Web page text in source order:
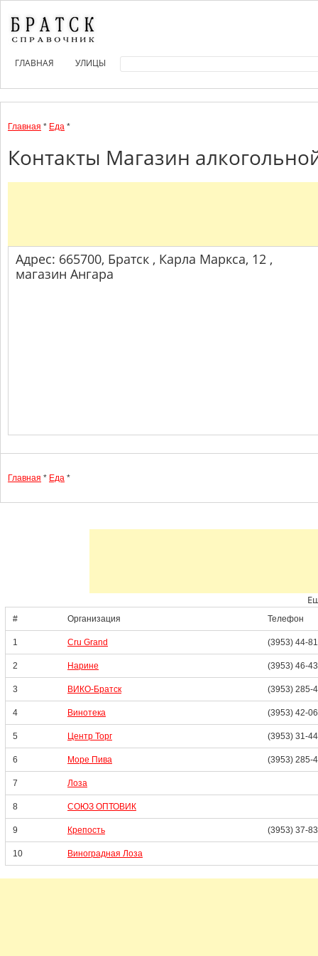
ГЛАВНАЯ УЛИЦЫ
Главная * Еда *
Контакты Магазин
Адрес: 665700, Братск , Карла Маркса, 12 ,
магазин Ангара
Главная * Еда *
# Организация Телефон
1 Cru Grand (3953) 44-
2 Нарине (3953) 46-
3 ВИКО-Братск (3953) 285-
4 Винотека (3953) 42-
5 Центр Торг (3953) 31-
6 Море Пива (3953) 285-
7 Лоза
8 СОЮЗ ОПТОВИК
9 Крепость (3953) 37-
10 Виноградная Лоза